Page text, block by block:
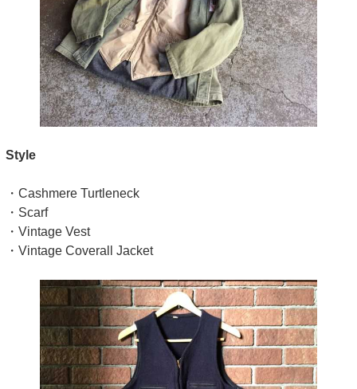
Style
・Cashmere Turtleneck
・Scarf
・Vintage Vest
・Vintage Coverall Jacket